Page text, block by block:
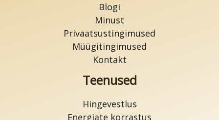
Blogi
Minust
Privaatsustingimused
Müügitingimused
Kontakt
Teenused
Hingevestlus
Energiate korrastus